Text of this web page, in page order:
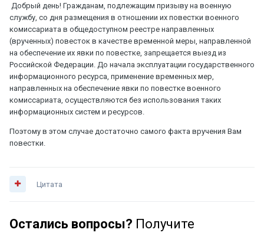
Добрый день! Гражданам, подлежащим призыву на военную
службу, со дня размещения в отношении их повестки военного
комиссариата в общедоступном реестре направленных
(врученных) повесток в качестве временной меры, направленной
на обеспечение их явки по повестке, запрещается выезд из
Российской Федерации. До начала эксплуатации государственного
информационного ресурса, применение временных мер,
направленных на обеспечение явки по повестке военного
комиссариата, осуществляются без использования таких
информационных систем и ресурсов.
Поэтому в этом случае достаточно самого факта вручения Вам
повестки.
Цитата
Остались вопросы? Получите